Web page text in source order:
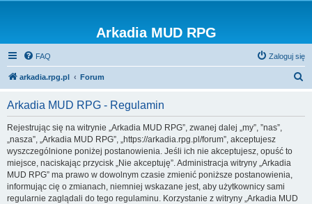
Arkadia MUD RPG
FAQ Zaloguj się
arkadia.rpg.pl Forum
Arkadia MUD RPG - Regulamin
Rejestrując się na witrynie „Arkadia MUD RPG”, zwanej dalej „my”, ”nas”,
„nasza”, „Arkadia MUD RPG”, „https://arkadia.rpg.pl/forum”, akceptujesz
wyszczególnione poniżej postanowienia. Jeśli ich nie akceptujesz, opuść to
miejsce, naciskając przycisk „Nie akceptuję”. Administracja witryny „Arkadia
MUD RPG” ma prawo w dowolnym czasie zmienić poniższe postanowienia,
informując cię o zmianach, niemniej wskazane jest, aby użytkownicy sami
regularnie zaglądali do tego regulaminu. Korzystanie z witryny „Arkadia MUD